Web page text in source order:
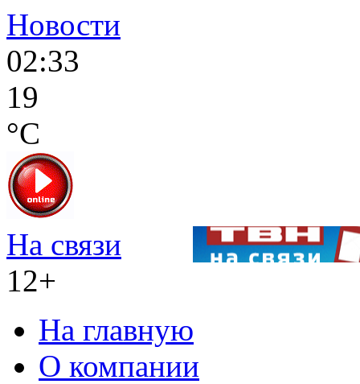
Новости
02:33
19
°C
На связи
12+
На главную
О компании